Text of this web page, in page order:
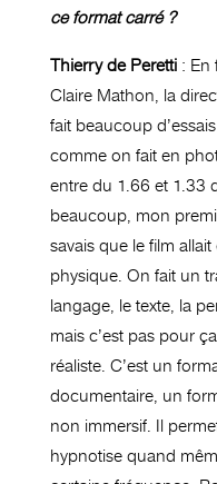
ce format carré ?
Thierry de Peretti: En
Claire Mathon, la
fait beaucoup
comme on fait en
entre du 1.66 et 1.33
beaucoup, mon
savais que le film
physique. On fait un
langage, le texte, la
mais c’est pas pour
réaliste. C’est un
documentaire, un
non immersif. Il
hypnotise quand